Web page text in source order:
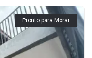
Pronto para Morar